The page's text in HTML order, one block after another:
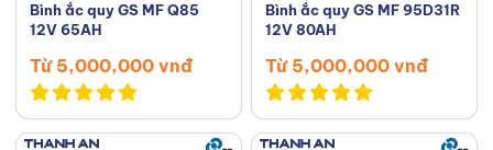
Bình ắc quy GS MF Q85
12V 65AH
Từ 5,000,000 vnđ
Bình ắc quy GS MF 95D31R
12V 80AH
Từ 5,000,000 vnđ